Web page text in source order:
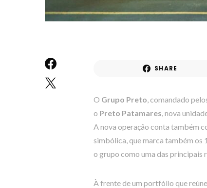
SHARE
O Grupo Preto, comandado
o Preto Patamares, nova
A nova operação conta também
simbólica, que marca também os
o grupo como uma das principais
À frente de um portfólio que